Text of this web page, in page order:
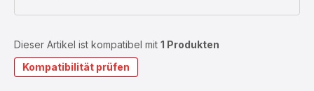
Dieser Artikel ist kompatibel mit 1 Produkten
Kompatibilität prüfen